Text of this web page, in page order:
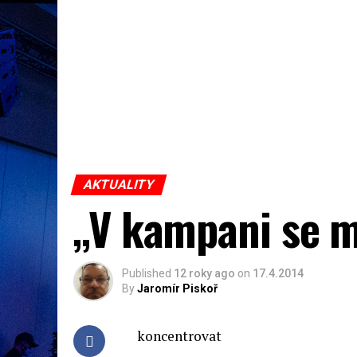
AKTUALITY
„V kampani se
Published 12 roky ago on 17.4.2014
ByJaromír Piskoř
koncentrovat